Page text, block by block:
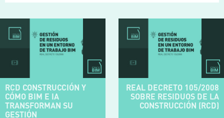
RCD CONSTRUCCIÓN Y
CÓMO BIM E IA
TRANSFORMAN SU
GESTIÓN
REAL DECRETO 105/2008
SOBRE RESIDUOS DE LA
CONSTRUCCIÓN (RCD)